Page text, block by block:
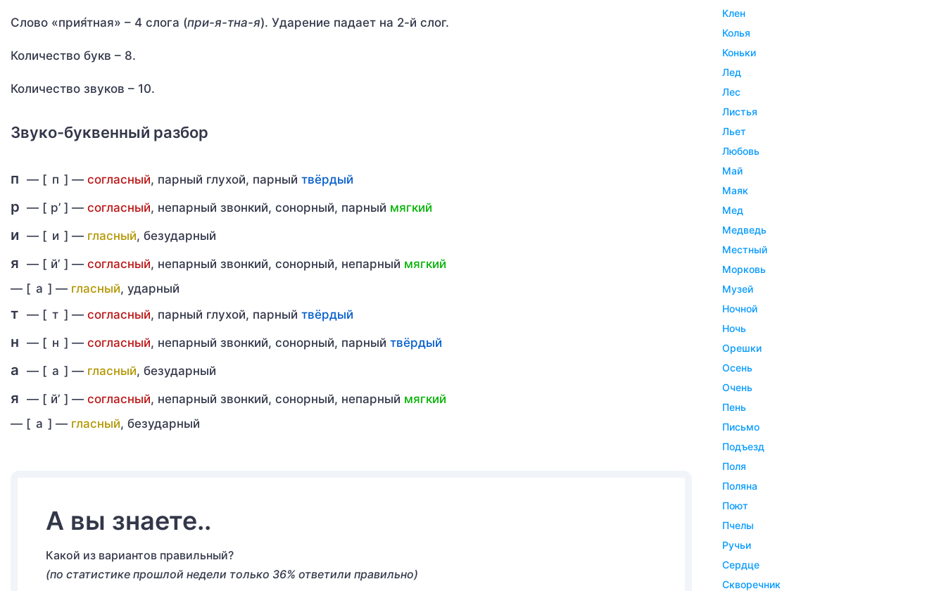
Слово «прия́тная» – 4 слога (при-я-тна-я). Ударение падает на 2-й слог.
Количество букв – 8.
Количество звуков – 10.
Звуко-буквенный разбор
п — [ п ] — согласный, парный глухой, парный твёрдый
р — [ р’ ] — согласный, непарный звонкий, сонорный, парный мягкий
и — [ и ] — гласный, безударный
я — [ й’ ] — согласный, непарный звонкий, сонорный, непарный мягкий
— [ а ] — гласный, ударный
т — [ т ] — согласный, парный глухой, парный твёрдый
н — [ н ] — согласный, непарный звонкий, сонорный, парный твёрдый
а — [ а ] — гласный, безударный
я — [ й’ ] — согласный, непарный звонкий, сонорный, непарный мягкий
— [ а ] — гласный, безударный
А вы знаете..
Какой из вариантов правильный?
(по статистике прошлой недели только 36% ответили правильно)
клен
колья
коньки
лед
лес
листья
льет
любовь
май
маяк
мед
медведь
местный
морковь
музей
ночной
ночь
орешки
осень
очень
пень
письмо
подъезд
поля
поляна
поют
пчелы
ручьи
сердце
скворечник